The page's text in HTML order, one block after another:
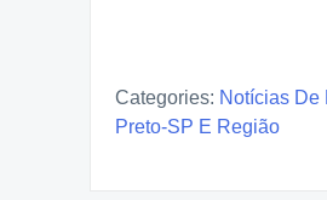
Categories: Notícias De
Preto-SP E Região